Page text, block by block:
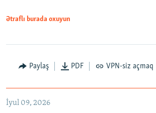
Ətraflı burada oxuyun
Paylaş PDF VPN-siz açmaq
İyul 09, 2026